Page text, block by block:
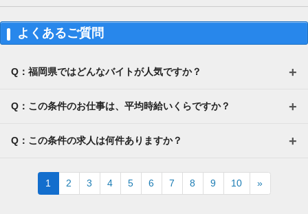
福岡市内（博多区・南区・城南区
飯塚市・宮若市・福津市など
福岡県内のさまざまな地域より
よくあるご質問
Q：福岡県ではどんなバイトが人気ですか？
Q：この条件のお仕事は、平均時給いくらですか？
Q：この条件の求人は何件ありますか？
1 2 3 4 5 6 7 8 9 10 »Next